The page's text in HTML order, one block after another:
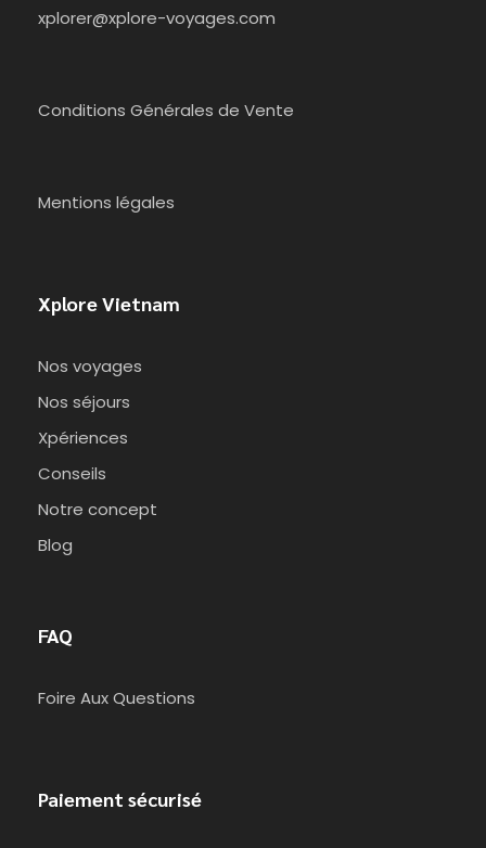
xplorer@xplore-voyages.com
Conditions Générales de Vente
Mentions légales
Xplore Vietnam
Nos voyages
Nos séjours
Xpériences
Conseils
Notre concept
Blog
FAQ
Foire Aux Questions
Paiement sécurisé